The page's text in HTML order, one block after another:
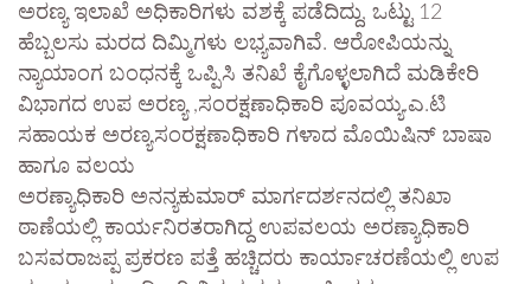
ಅರಣ್ಯ ಇಲಾಖೆ ಅಧಿಕಾರಿಗಳು ವಶಕ್ಕೆ ಪಡೆದಿದ್ದು, ಒಟ್ಟು 12
ಹೆಬ್ಬಲಸು ಮರದ ದಿಮ್ಮಿಗಳು ಲಭ್ಯವಾಗಿವೆ. ಆರೋಪಿಯನ್ನು
ನ್ಯಾಯಾಂಗ ಬಂಧನಕ್ಕೆ ಒಪ್ಪಿಸಿ ತನಿಖೆ ಕೈಗೊಳ್ಳಲಾಗಿದೆ ಮಡಿಕೇರಿ
ವಿಭಾಗದ ಉಪ ಅರಣ್ಯ ,ಸಂರಕ್ಷಣಾಧಿಕಾರಿ ಪೂವಯ್ಯ.ಎ.ಟಿ
ಸಹಾಯಕ ಅರಣ್ಯಸಂರಕ್ಷಣಾಧಿಕಾರಿ ಗಳಾದ ಮೊಯಿಷಿನ್ ಬಾಷಾ
ಹಾಗೂ ವಲಯ
ಅರಣ್ಯಾಧಿಕಾರಿ ಅನನ್ಯಕುಮಾರ್ ಮಾರ್ಗದರ್ಶನದಲ್ಲಿ ತನಿಖಾ
ಠಾಣೆಯಲ್ಲಿ ಕಾರ್ಯನಿರತರಾಗಿದ್ದ ಉಪವಲಯ ಅರಣ್ಯಾಧಿಕಾರಿ
ಬಸವರಾಜಪ್ಪ ಪ್ರಕರಣ ಪತ್ತೆ ಹಚ್ಚಿದರು ಕಾರ್ಯಾಚರಣೆಯಲ್ಲಿ ಉಪ